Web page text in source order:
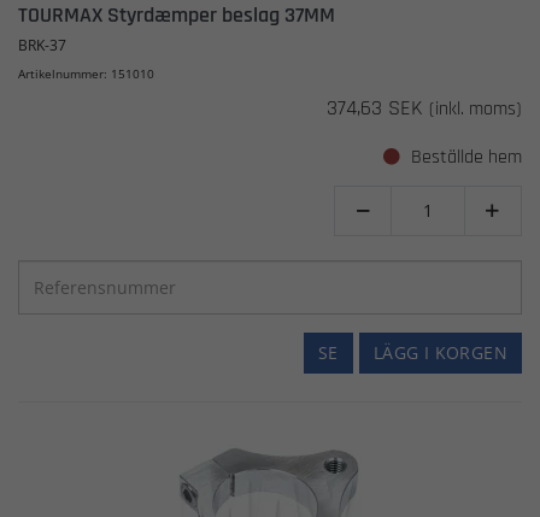
TOURMAX Styrdæmper beslag 37MM
BRK-37
Artikelnummer: 151010
374,63 SEK (inkl. moms)
Beställde hem
 
LÄGG I KORGEN
SE